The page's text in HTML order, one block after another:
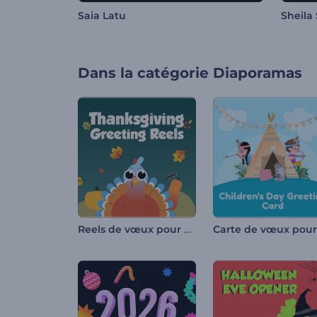
Saia Latu Sheila
Dans la catégorie Diaporamas
Reels de vœux pour Thanksgiving